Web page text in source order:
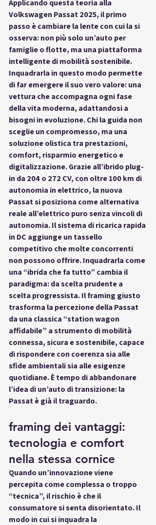
Applicando questa teoria alla
Volkswagen Passat 2025, il primo
passo è cambiare la lente con cui la si
osserva: non più solo un’auto per
famiglie o flotte, ma una piattaforma
intelligente di mobilità sostenibile.
Inquadrarla in questo modo permette
di far emergere il suo vero valore: una
vettura che accompagna ogni fase
della vita moderna, adattandosi a
bisogni in evoluzione. Chi la guida non
sceglie un compromesso, ma una
soluzione olistica tra prestazioni,
comfort, risparmio energetico e
digitalizzazione. Grazie all’ibrido plug-
in da 204 o 272 CV, con oltre 100 km di
autonomia in elettrico, la nuova
Passat si posiziona come alternativa
reale all’elettrico puro senza vincoli di
autonomia. Il sistema di ricarica rapida
in DC aggiunge un tassello
competitivo che molte concorrenti
non possono offrire. Inquadrarla come
una “ibrida che fa tutto” cambia il
paradigma: da scelta prudente a
scelta progressista. Il framing giusto
trasforma la percezione della Passat
da una classica “station wagon
affidabile” a strumento di mobilità
connessa, sicura e sostenibile, capace
di rispondere con coerenza sia alle
sfide ambientali sia alle esigenze
quotidiane. È tempo di abbandonare
l’idea di un’auto di transizione: la
Passat è già il traguardo.
framing dei vantaggi:
tecnologia e comfort
nella stessa cornice
Quando un’innovazione viene
percepita come complessa o troppo
“tecnica”, il rischio è che il
consumatore si senta disorientato. Il
modo in cui si inquadra la